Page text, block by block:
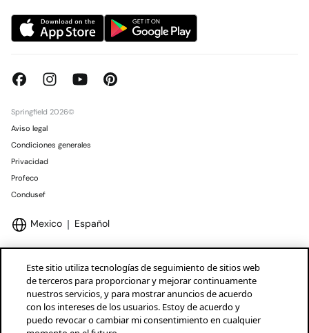
Springfield 2026©
Aviso legal
Condiciones generales
Privacidad
Profeco
Condusef
Mexico Español
Marcas Tendam
Este sitio utiliza tecnologías de seguimiento de sitios web
de terceros para proporcionar y mejorar continuamente
nuestros servicios, y para mostrar anuncios de acuerdo
con los intereses de los usuarios. Estoy de acuerdo y
puedo revocar o cambiar mi consentimiento en cualquier